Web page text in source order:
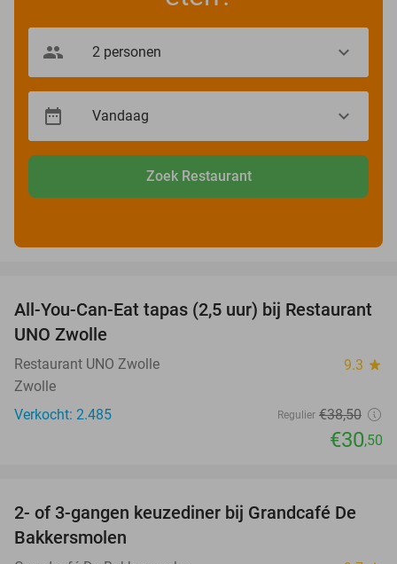
Zoek Restaurant
21%
All-You-Can-Eat tapas (2,5 uur) bij Restaurant
UNO Zwolle
Restaurant UNO Zwolle 9.3 star
Zwolle
Verkocht: 2.485
Regulier €38,50
€30,50
42%
2- of 3-gangen keuzediner bij Grandcafé De
Bakkersmolen